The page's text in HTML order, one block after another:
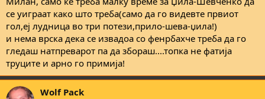
се уиграат како што треба(само да го видевте првиот
гол,еј лудница во три потези,прило-шева-џила!)
и нема врска дека се извадоа со фенрбахче треба да го
гледаш натпреварот па да збораш....топка не фатија
труците и арно го примија!
Wolf Pack